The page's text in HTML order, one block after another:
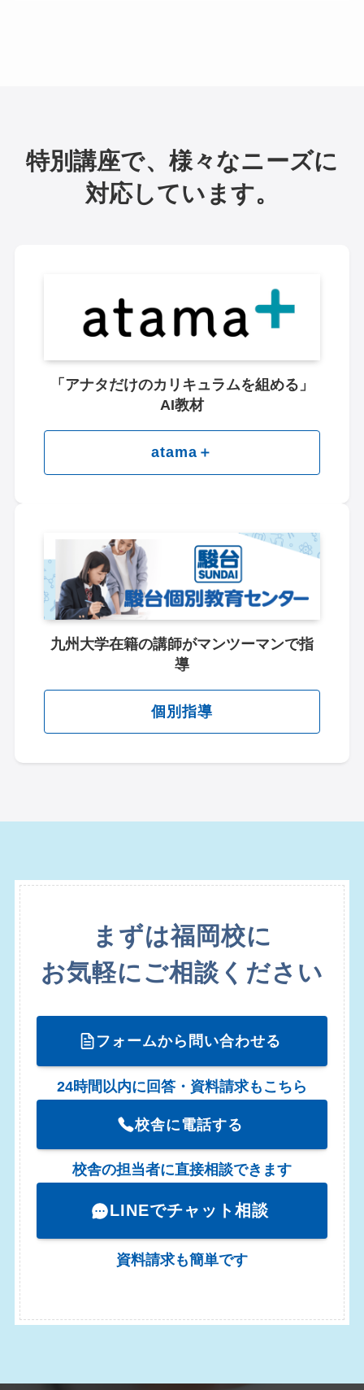
特別講座で、様々なニーズに
対応しています。
「アナタだけのカリキュラムを組める」
AI教材
atama＋
九州大学在籍の講師がマンツーマンで指
導
個別指導
まずは福岡校に
お気軽にご相談ください
フォームから問い合わせる
24時間以内に回答・資料請求もこちら
校舎に電話する
校舎の担当者に直接相談できます
LINEでチャット相談
資料請求も簡単です